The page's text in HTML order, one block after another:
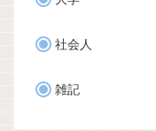
社会人
雑記